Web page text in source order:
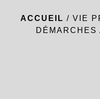
ACCUEIL / VIE
DÉMARCHES